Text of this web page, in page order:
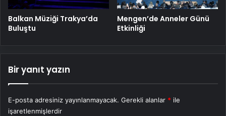
Balkan Müziği Trakya’da
Buluştu
Mengen’de Anneler Günü
Etkinliği
Bir yanıt yazın
E-posta adresiniz yayınlanmayacak. Gerekli alanlar * ile
işaretlenmişlerdir